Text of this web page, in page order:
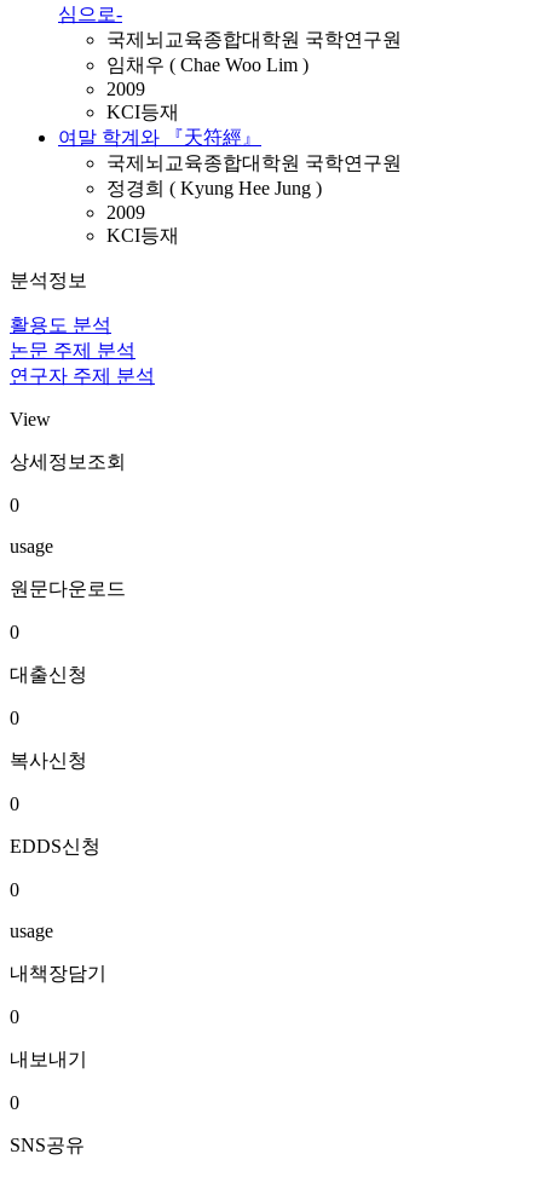
심으로-
국제뇌교육종합대학원 국학연구원
임채우 ( Chae Woo Lim )
2009
KCI등재
여말 학계와 『天符經』
국제뇌교육종합대학원 국학연구원
정경희 ( Kyung Hee Jung )
2009
KCI등재
분석정보
활용도 분석
논문 주제 분석
연구자 주제 분석
View
상세정보조회
0
usage
원문다운로드
0
대출신청
0
복사신청
0
EDDS신청
0
usage
내책장담기
0
내보내기
0
SNS공유